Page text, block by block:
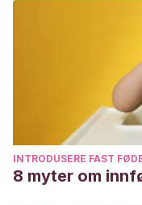
INTRODUSERE FAST
8 myter om